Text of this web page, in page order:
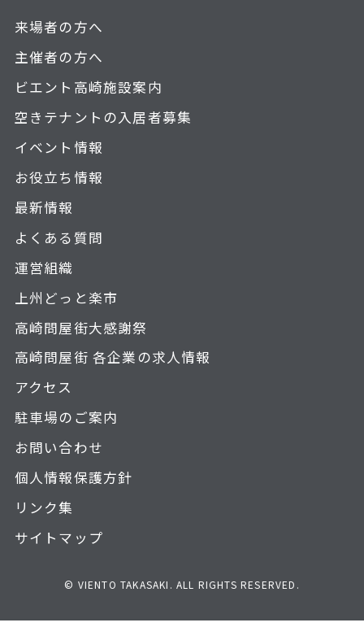
来場者の方へ
主催者の方へ
ビエント高崎施設案内
空きテナントの入居者募集
イベント情報
お役立ち情報
最新情報
よくある質問
運営組織
上州どっと楽市
高崎問屋街大感謝祭
高崎問屋街 各企業の求人情報
アクセス
駐車場のご案内
お問い合わせ
個人情報保護方針
リンク集
サイトマップ
© VIENTO TAKASAKI. ALL RIGHTS RESERVED.